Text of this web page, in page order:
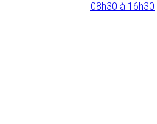
08h30 à 16h30